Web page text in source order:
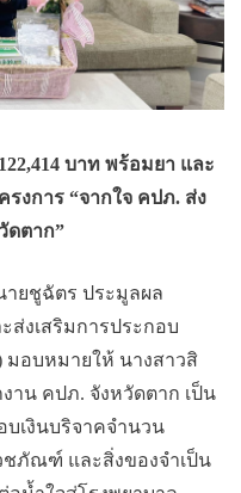
บาท พร้อมยา และ
งการ “จากใจ คปภ. ส่ง
ดตาก”
ยชูฉัตร ประมูลผล
ส่งเสริมการประกอบ
มอบหมายให้ นางสาวสิ
น คปภ. จังหวัดตาก เป็น
เงินบริจาคจำนวน
ชภัณฑ์ และสิ่งของจำเป็น